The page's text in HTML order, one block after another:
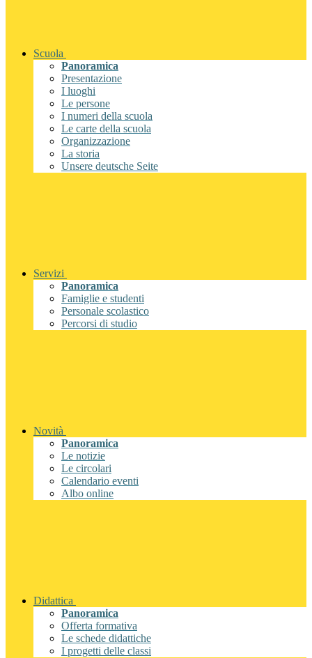
Scuola
Panoramica
Presentazione
I luoghi
Le persone
I numeri della scuola
Le carte della scuola
Organizzazione
La storia
Unsere deutsche Seite
Servizi
Panoramica
Famiglie e studenti
Personale scolastico
Percorsi di studio
Novità
Panoramica
Le notizie
Le circolari
Calendario eventi
Albo online
Didattica
Panoramica
Offerta formativa
Le schede didattiche
I progetti delle classi